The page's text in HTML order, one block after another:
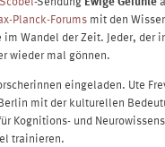
Planck-Forums mit den
Wandel der Zeit. Jeder, der
wieder mal gönnen.
eingeladen. Ute
mit der kulturellen
Kognitions- und
trainieren.